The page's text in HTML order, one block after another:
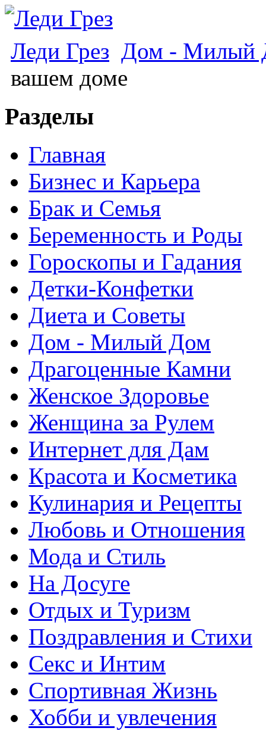
Леди Грез Дом - Милый
вашем доме
Разделы
Главная
Бизнес и Карьера
Брак и Семья
Беременность и Роды
Гороскопы и Гадания
Детки-Конфетки
Диета и Советы
Дом - Милый Дом
Драгоценные Камни
Женское Здоровье
Женщина за Рулем
Интернет для Дам
Красота и Косметика
Кулинария и Рецепты
Любовь и Отношения
Мода и Стиль
На Досуге
Отдых и Туризм
Поздравления и Стихи
Секс и Интим
Спортивная Жизнь
Хобби и увлечения